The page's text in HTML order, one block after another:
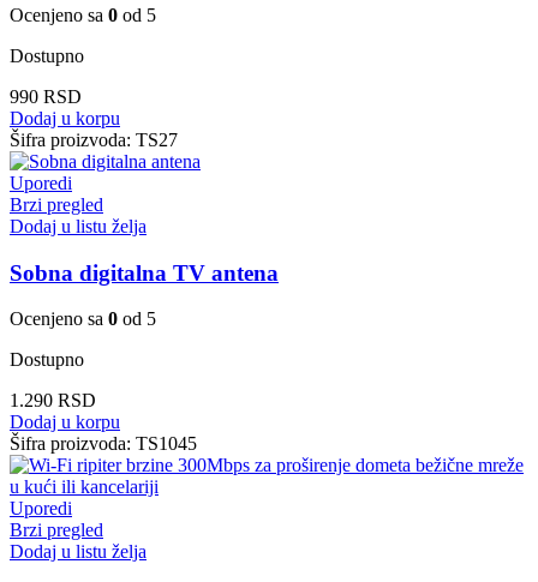
Ocenjeno sa 0 od 5
Dostupno
990 RSD
Dodaj u korpu
Šifra proizvoda: TS27
Uporedi
Brzi pregled
Dodaj u listu želja
Sobna digitalna TV antena
Ocenjeno sa 0 od 5
Dostupno
1.290 RSD
Dodaj u korpu
Šifra proizvoda: TS1045
Uporedi
Brzi pregled
Dodaj u listu želja